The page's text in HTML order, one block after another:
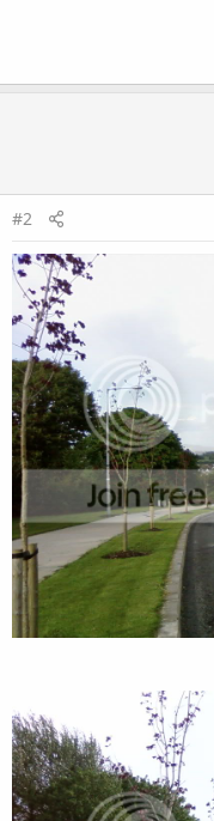
#2